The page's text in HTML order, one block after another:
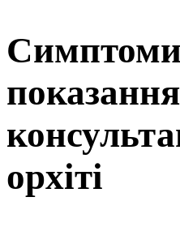
орхіті